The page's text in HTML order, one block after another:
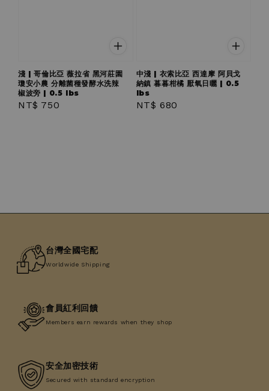
淺 | 哥倫比亞 薇拉省 黑河莊園
瓊安小農 分離菌種發酵水洗辣
椒波旁 | 0.5 lbs
Regular
NT$ 750
中淺 | 衣索比亞 西達摩 阿貝戈
納鎮 暮暮柑橘 厭氧日曬 | 0.5
lbs
Regular
NT$ 680
台灣全國宅配
Worldwide Shipping
會員紅利回饋
Members earn rewards when they shop
安全加密技術
Secured with standard encryption